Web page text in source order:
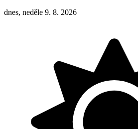
dnes, neděle 9. 8. 2026